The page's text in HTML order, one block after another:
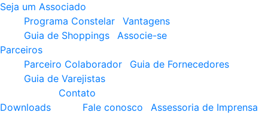
Seja um Associado
Programa Constelar
Vantagens
Guia de Shoppings
Associe-se
Parceiros
Parceiro Colaborador
Guia de Fornecedores
Guia de Varejistas
Downloads
Contato
Fale conosco
Assessoria de Imprensa